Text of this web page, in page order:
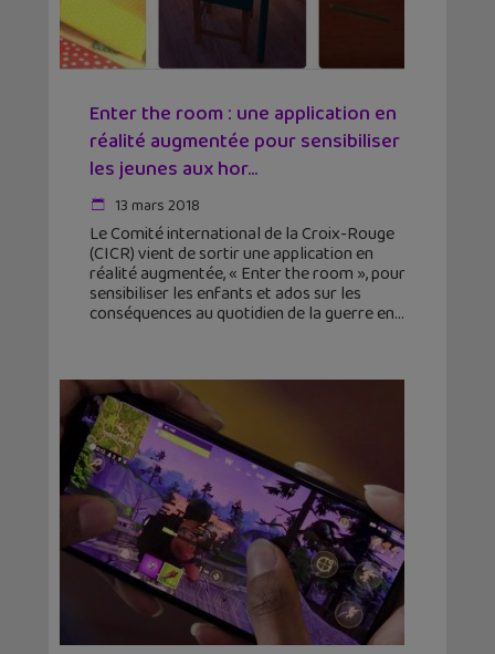
Enter the room : une application en
réalité augmentée pour sensibiliser
les jeunes aux hor...
13 mars 2018
Le Comité international de la Croix-Rouge
(CICR) vient de sortir une application en
réalité augmentée, « Enter the room », pour
sensibiliser les enfants et ados sur les
conséquences au quotidien de la guerre en